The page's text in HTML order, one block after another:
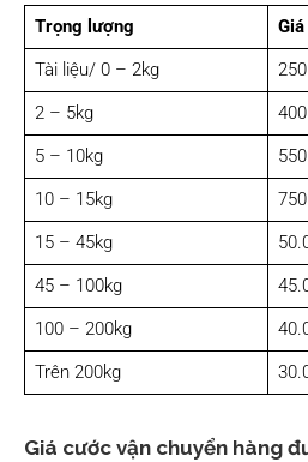
Trọng lượng
Tài liệu/ 0 – 2kg
2 – 5kg
5 – 10kg
10 – 15kg
15 – 45kg
45 – 100kg
100 – 200kg
Trên 200kg
Giá cước vận chuyển hàng